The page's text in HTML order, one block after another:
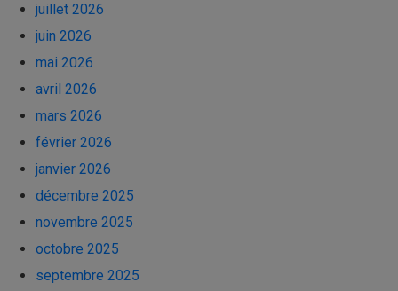
juillet 2026
juin 2026
mai 2026
avril 2026
mars 2026
février 2026
janvier 2026
décembre 2025
novembre 2025
octobre 2025
septembre 2025